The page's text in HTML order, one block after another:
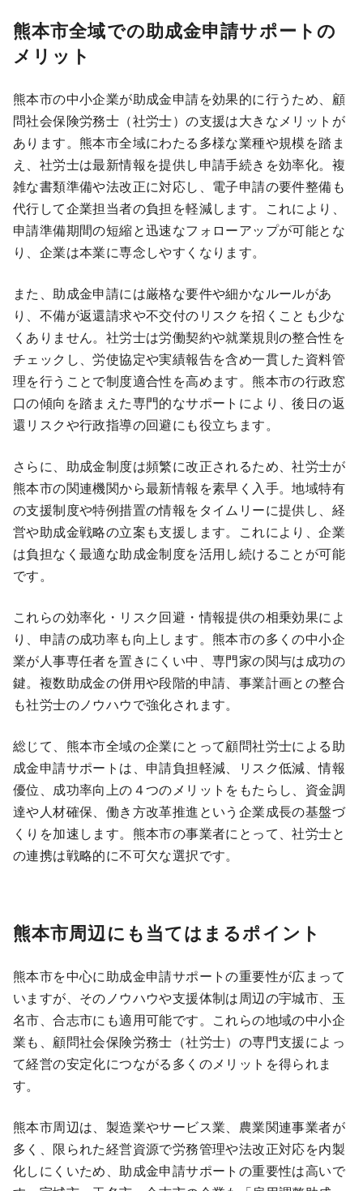
熊本市全域での助成金申請サポートの
メリット
熊本市の中小企業が助成金申請を効果的に行うため、顧
問社会保険労務士（社労士）の支援は大きなメリットが
あります。熊本市全域にわたる多様な業種や規模を踏ま
え、社労士は最新情報を提供し申請手続きを効率化。複
雑な書類準備や法改正に対応し、電子申請の要件整備も
代行して企業担当者の負担を軽減します。これにより、
申請準備期間の短縮と迅速なフォローアップが可能とな
り、企業は本業に専念しやすくなります。
また、助成金申請には厳格な要件や細かなルールがあ
り、不備が返還請求や不交付のリスクを招くことも少な
くありません。社労士は労働契約や就業規則の整合性を
チェックし、労使協定や実績報告を含め一貫した資料管
理を行うことで制度適合性を高めます。熊本市の行政窓
口の傾向を踏まえた専門的なサポートにより、後日の返
還リスクや行政指導の回避にも役立ちます。
さらに、助成金制度は頻繁に改正されるため、社労士が
熊本市の関連機関から最新情報を素早く入手。地域特有
の支援制度や特例措置の情報をタイムリーに提供し、経
営や助成金戦略の立案も支援します。これにより、企業
は負担なく最適な助成金制度を活用し続けることが可能
です。
これらの効率化・リスク回避・情報提供の相乗効果によ
り、申請の成功率も向上します。熊本市の多くの中小企
業が人事専任者を置きにくい中、専門家の関与は成功の
鍵。複数助成金の併用や段階的申請、事業計画との整合
も社労士のノウハウで強化されます。
総じて、熊本市全域の企業にとって顧問社労士による助
成金申請サポートは、申請負担軽減、リスク低減、情報
優位、成功率向上の４つのメリットをもたらし、資金調
達や人材確保、働き方改革推進という企業成長の基盤づ
くりを加速します。熊本市の事業者にとって、社労士と
の連携は戦略的に不可欠な選択です。
熊本市周辺にも当てはまるポイント
熊本市を中心に助成金申請サポートの重要性が広まって
いますが、そのノウハウや支援体制は周辺の宇城市、玉
名市、合志市にも適用可能です。これらの地域の中小企
業も、顧問社会保険労務士（社労士）の専門支援によっ
て経営の安定化につながる多くのメリットを得られま
す。
熊本市周辺は、製造業やサービス業、農業関連事業者が
多く、限られた経営資源で労務管理や法改正対応を内製
化しにくいため、助成金申請サポートの重要性は高いで